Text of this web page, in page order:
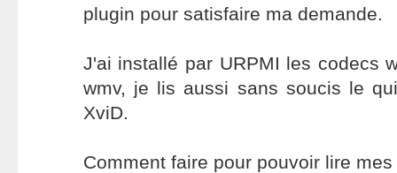
plugin pour satisfaire ma demande.
J'ai installé par URPMI les codecs
wmv, je lis aussi sans soucis le
XviD.
Comment faire pour pouvoir lire